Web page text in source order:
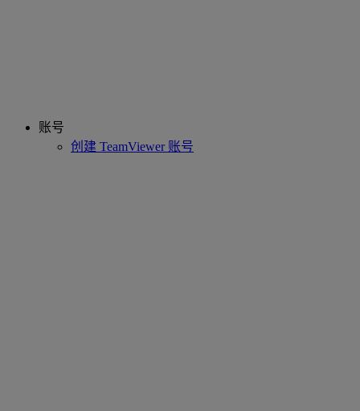
账号
创建 TeamViewer 账号